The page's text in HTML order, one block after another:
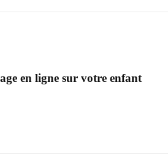
en ligne sur votre enfant